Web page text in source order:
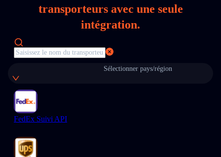
transporteurs avec une seule
intégration.
Sélectionner pays/région
FedEx Suivi API